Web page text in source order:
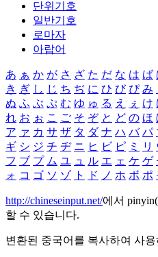
단위기호
일반기호
로마자
아랍어
あ ぁ か が さ ざ た だ な は ば
き ぎ し じ ち ぢ に ひ び ぴ み
ぬ ふ ぶ ぷ む ゆ ゅ る え ぇ け
れ お ぉ こ ご そ ぞ と ど の ほ
ア ァ カ サ ザ タ ダ ナ ハ バ パ
ギ シ ジ チ ヂ ニ ヒ ビ ピ ミ リ
フ ブ プ ム ユ ュ ル エ ェ ケ ゲ
ォ コ ゴ ソ ゾ ト ド ノ ホ ボ ポ
http://chineseinput.net/에서
할 수 있습니다.
변환된 중국어를 복사하여 사